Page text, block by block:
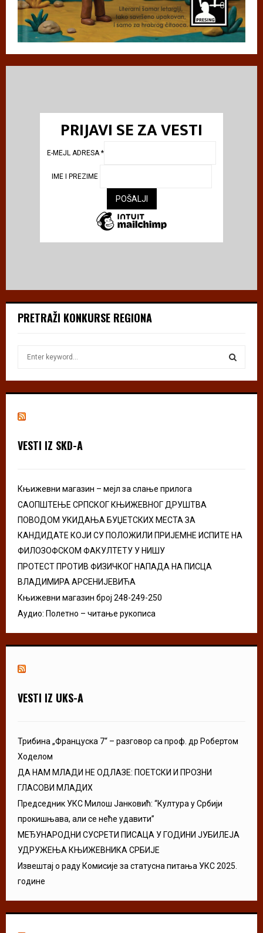
PRIJAVI SE ZA VESTI
E-MEJL ADRESA*
IME I PREZIME
PRETRAŽI KONKURSE REGIONA
h
r
S
VESTI IZ SKD-A
Књижевни магазин – мејл за слање прилога
САОПШТЕЊЕ СРПСКОГ КЊИЖЕВНОГ ДРУШТВА
ПОВОДОМ УКИДАЊА БУЏЕТСКИХ МЕСТА ЗА
КАНДИДАТЕ КОЈИ СУ ПОЛОЖИЛИ ПРИЈЕМНЕ ИСПИТЕ НА
ФИЛОЗОФСКОМ ФАКУЛТЕТУ У НИШУ
ПРОТЕСТ ПРОТИВ ФИЗИЧКОГ НАПАДА НА ПИСЦА
ВЛАДИМИРА АРСЕНИЈЕВИЋА
Књижевни магазин број 248-249-250
Аудио: Полетно – читање рукописа
VESTI IZ UKS-A
Трибина „Француска 7“ – разговор са проф. др Робертом
Ходелом
ДА НАМ МЛАДИ НЕ ОДЛАЗЕ: ПОЕТСКИ И ПРОЗНИ
ГЛАСОВИ МЛАДИХ
Председник УКС Милош Јанковић: “Култура у Србији
прокишњава, али се неће удавити”
МЕЂУНАРОДНИ СУСРЕТИ ПИСАЦА У ГОДИНИ ЈУБИЛЕЈА
УДРУЖЕЊА КЊИЖЕВНИКА СРБИЈЕ
Извештај о раду Комисије за статусна питања УКС 2025.
године